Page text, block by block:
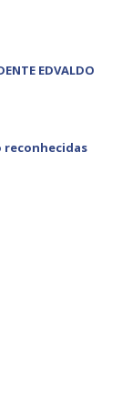
EDVALDO
reconhecidas